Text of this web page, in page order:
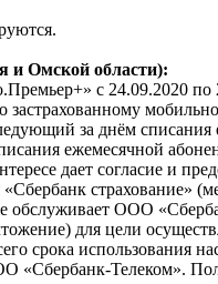
и Омской области):
с 24.09.2020 по
за днём
ежемесячной
дает согласие и
страхование»
обслуживает ООО
для цели
срока
Телеком».